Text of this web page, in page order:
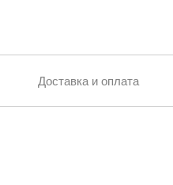
Доставка и оплата